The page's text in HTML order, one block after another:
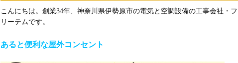
こんにちは。創業34年、神奈川県伊勢原市の電気と空調設備の工事会社・フ
リーテムです。
あると便利な屋外コンセント